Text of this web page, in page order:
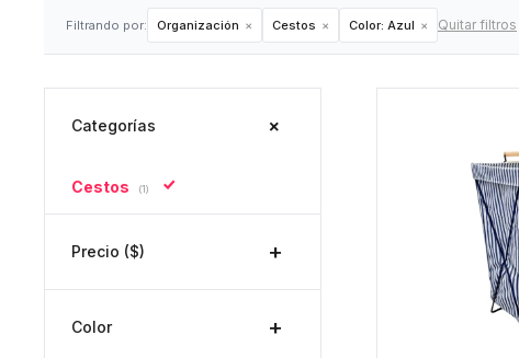
Filtrando por: Organización Cestos Color: Azul Quitar filtros
Categorías
Cestos (1)
Precio ($)
Color